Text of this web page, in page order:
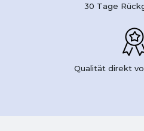
30 Tage
Qualität direkt